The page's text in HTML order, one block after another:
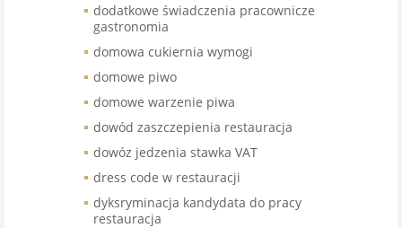
dodatkowe świadczenia pracownicze
gastronomia
domowa cukiernia wymogi
domowe piwo
domowe warzenie piwa
dowód zaszczepienia restauracja
dowóz jedzenia stawka VAT
dress code w restauracji
dyksryminacja kandydata do pracy
restauracja